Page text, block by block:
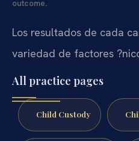
outcome.
Los resultados de cada
variedad de factores
All practice pages
Child Custody